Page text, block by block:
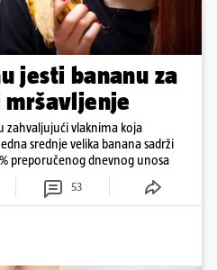
jesti bananu za
zahvaljujući vlaknima koja
srednje velika banana sadrži
preporučenog dnevnog unosa
53